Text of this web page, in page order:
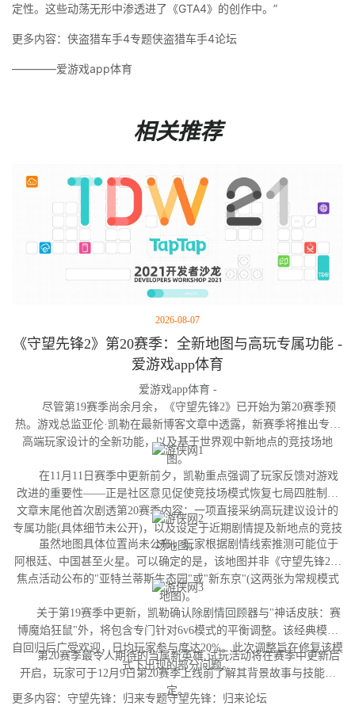
定性。这些动荡无形中渗透进了《GTA4》的创作中。”
更多内容：侠盗猎车手4专题侠盗猎车手4论坛
————爱游戏app体育
相关推荐
2026-08-07
《守望先锋2》第20赛季：全新地图与高玩专属功能 -
爱游戏app体育
爱游戏app体育 -
尽管第19赛季尚余月余，《守望先锋2》已开始为第20赛季预
热。游戏总监亚伦·凯勒在最新博客文章中透露，新赛季将推出专为
高端玩家设计的全新功能，以及基于世界观中新地点的竞技场地
图。
在11月11日赛季中更新前夕，凯勒重点强调了玩家反馈对游戏
改进的重要性——正是社区意见促使竞技场模式恢复七局四胜制。
文章末尾他首次剧透第20赛季内容：一项直接采纳高玩建议设计的
专属功能(具体细节未公开)，以及设定于近期剧情提及新地点的竞技
场地图。
虽然地图具体位置尚未公布，玩家根据剧情线索推测可能位于
阿根廷、中国甚至火星。可以确定的是，该地图并非《守望先锋2》
焦点活动公布的"亚特兰蒂斯生态园"或"新东京"(这两张为常规模式
地图)。
关于第19赛季中更新，凯勒确认除剧情回顾器与"神话皮肤：赛
博魔焰狂鼠"外，将包含专门针对6v6模式的平衡调整。该经典模式
自回归后广受欢迎，日均玩家参与度达20%。此次调整旨在修复该模
式下出现的部分问题。
第20赛季最令人期待的当属新英雄,试玩活动将在赛季中更新后
开启，玩家可于12月9日第20赛季上线前了解其背景故事与技能设
定。
更多内容：守望先锋：归来专题守望先锋：归来论坛